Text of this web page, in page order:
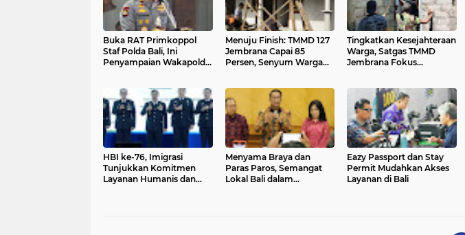
Buka RAT Primkoppol
Staf Polda Bali, Ini
Penyampaian Wakapolda
Menuju Finish: TMMD 127
Jembrana Capai 85
Persen, Senyum Warga
Tingkatkan Kesejahteraan
Warga, Satgas TMMD
Jembrana Fokus
HBI ke-76, Imigrasi
Tunjukkan Komitmen
Layanan Humanis dan
Menyama Braya dan
Paras Paros, Semangat
Lokal Bali dalam
Eazy Passport dan Stay
Permit Mudahkan Akses
Layanan di Bali